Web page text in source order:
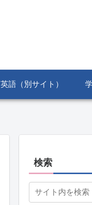
英語（別サイト）
検索